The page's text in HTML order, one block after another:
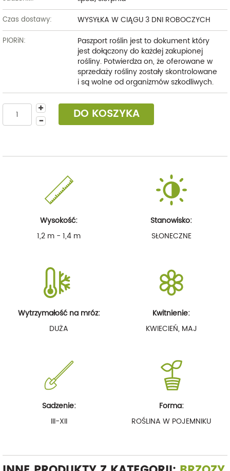
Czas dostawy: WYSYŁKA W CIĄGU 3 DNI ROBOCZYCH
PIORiN:
Paszport roślin jest to dokument który
jest dołączony do każdej zakupionej
rośliny. Potwierdza on, że oferowane w
sprzedaży rośliny zostały skontrolowane
i są wolne od organizmów szkodliwych.
DO KOSZYKA
Wysokość:
1,2 m - 1,4 m
Stanowisko:
SŁONECZNE
Wytrzymałość na mróz:
DUŻA
Kwitnienie:
KWIECIEŃ, MAJ
Sadzenie:
III-XII
Forma:
ROŚLINA W POJEMNIKU